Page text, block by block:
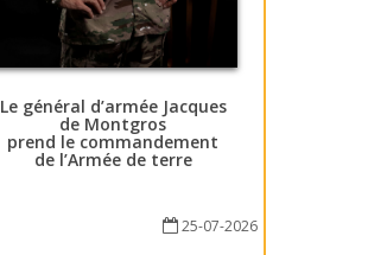
Le général d’armée Jacques
de Montgros
prend le commandement
de l’Armée de terre
25-07-2026